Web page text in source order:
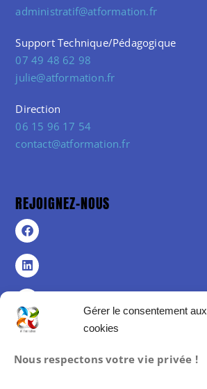
Gérer le consentement aux
cookies
Nous respectons votre vie privée !
administratif@atformation.fr
Support Technique/Pédagogique
07 49 48 62 98
julie@atformation.fr
Direction
06 15 96 17 54
contact@atformation.fr
REJOIGNEZ-NOUS
Politique de cookies (UE)